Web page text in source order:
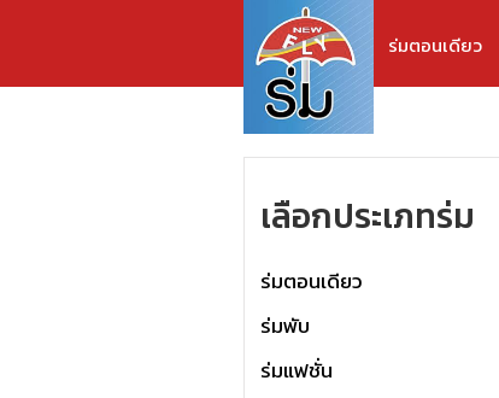
ร่มตอนเดียว
เลือกประเภทร่ม
ร่มตอนเดียว
ร่มพับ
ร่มแฟชั่น